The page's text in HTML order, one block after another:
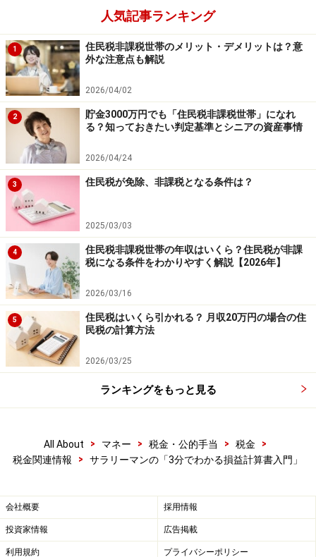
生活費だったり家賃だったりそのようなものは間違いな
逆算して必要売上額を算出してから商売をはじめる経営
者と、行わず商売をはじめる経営者とでは結果的に雲泥
の差が生じてしまうのです。
損益計算書について、税額の計算ばかりで、このような
切り口で説明されたことのない経営者もやはり不幸なの
かもしれません。
※記事内容は執筆時点のものです。最新の内容をご確認くださ
い。
本記事の内容は一般的な情報提供を目的としており、特定の金融
商品や投資行動を推奨するものではありません。
投資や資産運用に関する最終的なご判断はご自身の責任において
行ってください。
掲載情報の正確性・完全性については十分に配慮しております
が、その内容を保証するものではなく、これに基づく損失・損害
などについて当社は一切の責任を負いません。
最新の情報や詳細については、必ず各金融機関やサービス提供者
の公式情報をご確認ください。
【編集部からのお知らせ】
・「家計」について、アンケート（2026/8/31まで）を実施
※抽選で20名にAmazonギフト券1000円分プレゼント
人気記事ランキング
1
住民税非課税世帯のメリット・デメリットは？意
外な注意点も解説
2026/04/02
2
貯金3000万円でも「住民税非課税世帯」になれ
る？知っておきたい判定基準とシニアの資産事情
2026/04/24
3 住民税が免除、非課税となる条件は？
2025/03/03
4
住民税非課税世帯の年収はいくら？住民税が非課
税になる条件をわかりやすく解説【2026年】
2026/03/16
5
住民税はいくら引かれる？ 月収20万円の場合の住
民税の計算方法
2026/03/25
ランキングをもっと見る
All About > マネー > 税金・公的手当 > 税金
>
税金関連情報
> サラリーマンの「3分でわかる損益計算書入門」
会社概要 採用情報
投資家情報 広告掲載
利用規約 プライバシーポリシー